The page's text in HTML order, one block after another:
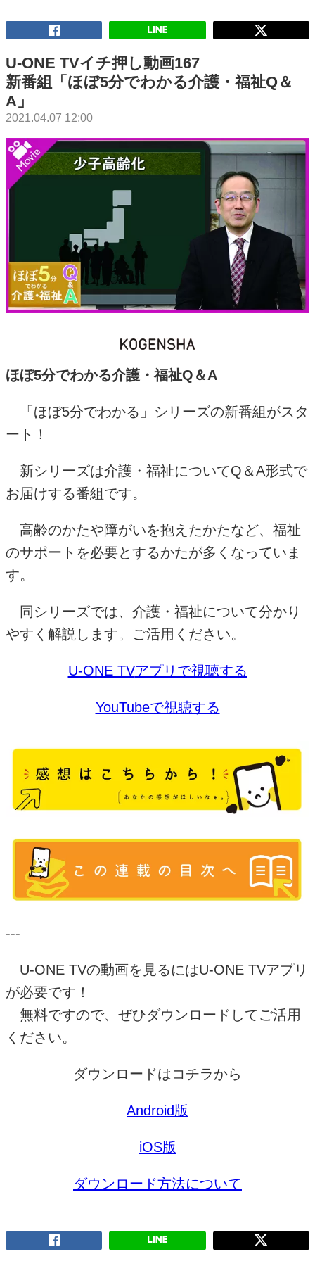
U-ONE TVイチ押し動画167
新番組「ほぼ5分でわかる介護・福祉Q＆
A」
2021.04.07 12:00
ほぼ5分でわかる介護・福祉Q＆A
「ほぼ5分でわかる」シリーズの新番組がスタ
ート！
新シリーズは介護・福祉についてQ＆A形式で
お届けする番組です。
高齢のかたや障がいを抱えたかたなど、福祉
のサポートを必要とするかたが多くなっていま
す。
同シリーズでは、 介護・福祉について分かり
やすく解説します。 ご活用ください。
U-ONE TVアプリで視聴する
YouTubeで視聴する
---
U-ONE TVの動画を見るにはU-ONE TVアプリ
が必要です！
無料ですので、ぜひダウンロードしてご活用
ください。
ダウンロードはコチラから
Android版
iOS版
ダウンロード方法について